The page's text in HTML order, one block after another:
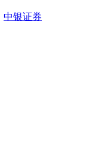
中银证券